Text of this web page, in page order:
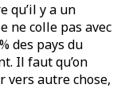
qu’il y a un
ne colle pas avec
des pays du
Il faut qu’on
vers autre chose,